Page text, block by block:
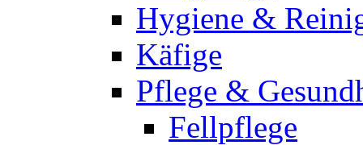
Hygiene &
Käfige
Pflege &
Fellpflege